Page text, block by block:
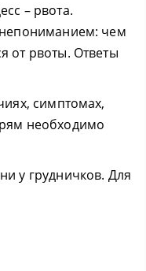
– рвота.
непониманием: чем
от рвоты. Ответы
симптомах,
необходимо
у грудничков. Для